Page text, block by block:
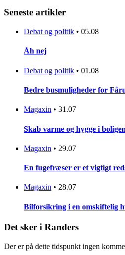
Seneste artikler
Debat og politik • 05.08
Åh nej
Debat og politik • 01.08
Bedre busmuligheder for
Magaxin • 31.07
Skab varme og hygge i
Magaxin • 29.07
En fugefræser er et vigtigt
Magaxin • 28.07
Bilforsikring i en omskiftelig
Det sker i Randers
Der er på dette tidspunkt ingen